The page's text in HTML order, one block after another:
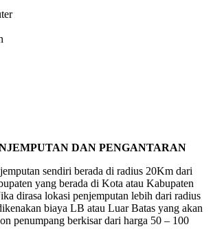
DAN PENGANTARAN
sendiri berada di radius 20Km dari
yang berada di Kota atau Kabupaten
dirasa lokasi penjemputan lebih dari radius
biaya LB atau Luar Batas yang akan
penumpang berkisar dari harga 50 – 100